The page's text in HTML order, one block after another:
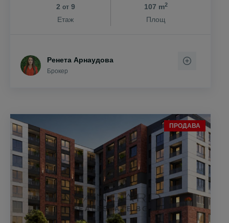
2 от9
Етаж
107 m2
Площ
Ренета Арнаудова
Брокер
ПРОДАВА